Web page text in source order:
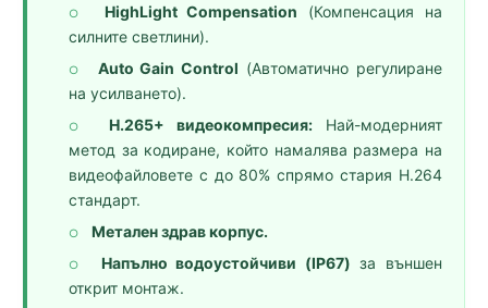
○ HighLight Compensation (Компенсация на
силните светлини).
○ Auto Gain Control (Автоматично регулиране
на усилването).
○ H.265+ видеокомпресия:Най-модерният
метод за кодиране, който намалява размера на
видеофайловете с до 80% спрямо стария H.264
стандарт.
○ Метален здрав корпус.
○ Напълно водоустойчиви (IP67) за външен
открит монтаж.